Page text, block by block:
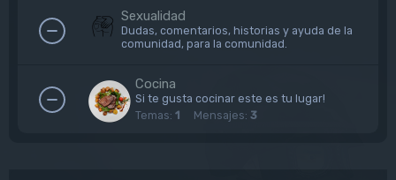
Sexualidad
Dudas, comentarios, historias y ayuda de la
comunidad, para la comunidad.
Cocina
Si te gusta cocinar este es tu lugar!
Temas: 1 Mensajes: 3